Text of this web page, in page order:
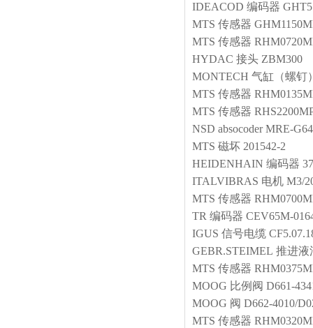
IDEACOD 编码器
MTS 传感器
MTS 传感器
HYDAC 接头 ZBM300
MONTECH 气缸（螺钉
MTS 传感器
MTS 传感器
NSD absocoder MRE-
MTS 磁坏 201542-2
HEIDENHAIN 编码器
ITALVIBRAS 电机 M3/
MTS 传感器
TR 编码器 CEV65M-
IGUS 信号电缆
GEBR.STEIMEL 推进
MTS 传感器
MOOG 比例阀 D661-
MOOG 阀 D662-4010/
MTS 传感器